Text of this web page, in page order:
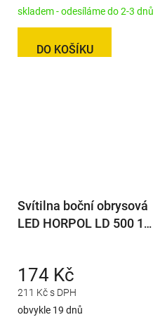
skladem - odesíláme do 2-3 dnů
DO KOŠÍKU
Svítilna boční obrysová
LED HORPOL LD 500 12-
211 Kč s DPH
174 Kč
obvykle 19 dnů